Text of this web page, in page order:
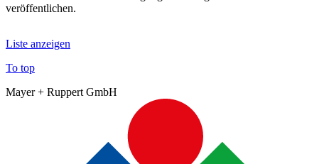
veröffentlichen.
Liste anzeigen
To top
Mayer + Ruppert GmbH